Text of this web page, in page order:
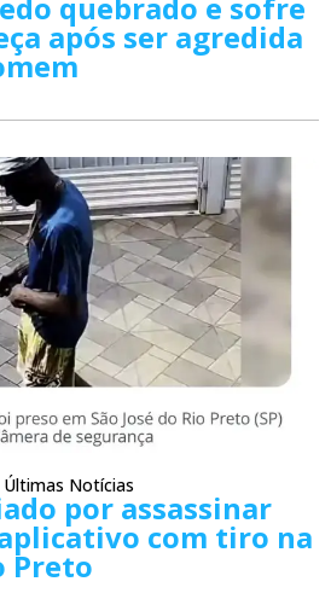
quebrado e sofre
após ser agredida
Últimas Notícias
por assassinar
com tiro na
Preto